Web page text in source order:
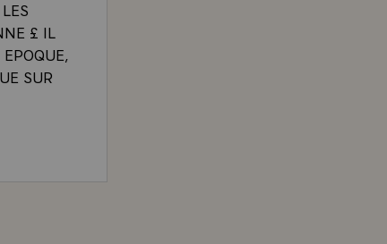
£ IL
SUR
VALERY GISCARD D'ESTAING, A SON